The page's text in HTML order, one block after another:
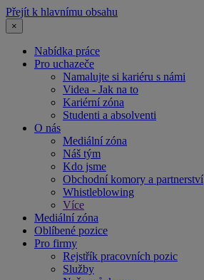
Přejít k hlavnímu obsahu
×
Nabídka práce
Pro uchazeče
Namalujte si kariéru s námi
Videa - Jak na to
Kariérní zóna
Studenti a absolventi
O nás
Mediální zóna
Náš tým
Kdo jsme
Obchodní komory a partnerství
Whistleblowing
Více
Mediální zóna
Oblíbené pozice
Pro firmy
Rejstřík pracovních pozic
Služby